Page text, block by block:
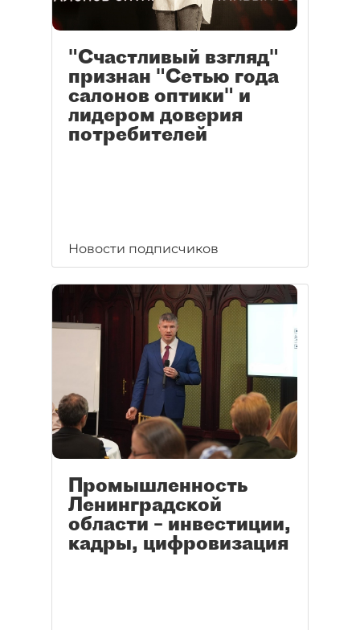
"Счастливый взгляд"
признан "Сетью года
салонов оптики" и
лидером доверия
потребителей
Новости подписчиков
Промышленность
Ленинградской
области – инвестиции,
кадры, цифровизация